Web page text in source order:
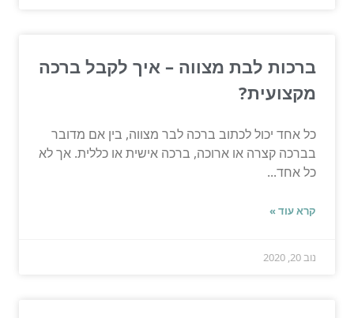
ברכות לבת מצווה – איך לקבל ברכה
מקצועית?
כל אחד יכול לכתוב ברכה לבר מצווה, בין אם מדובר
בברכה קצרה או ארוכה, ברכה אישית או כללית. אך לא
כל אחד...
קרא עוד »
נוב 20, 2020